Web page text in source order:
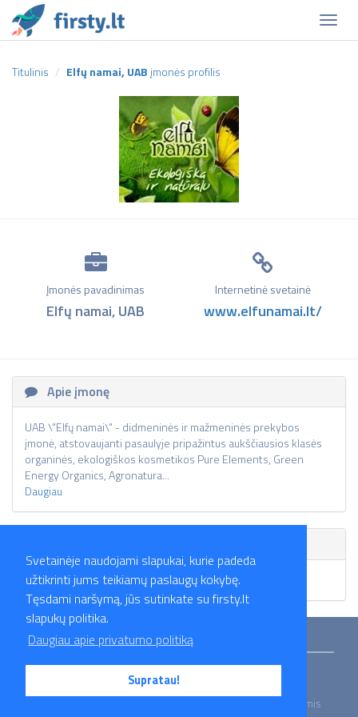
Svetainėje naudojami slapukai, kurie padeda
užtikrinti jums teikiamų paslaugų kokybę.
Tęsdami naršymą, jūs sutinkate su firsty.lt
slapukų politika.
Daugiau apie privatumo politiką
Supratau!
Titulinis Elfų namai, UAB įmonės profilis
Įmonės pavadinimas
Elfų namai, UAB
Internetinė svetainė
www.elfunamai.lt/
Apie įmonę
UAB \"Elfų namai\" - didmeninės ir mažmeninės prekybos
įmonė, atstovaujanti pasaulyje pripažintus aukščiausios klasės
organinės, ekologiškos kosmetikos Pure Elements, Green
Energy Organics, Agronatura...
Daugiau
Skelbimų nėra.
Mokymai Straipsniai Darbo skelbimai
Apie mus Kontaktai Privatumo politika
2026 Firsty.lt - Visos teisės saugomos. Susisiekite su mumis